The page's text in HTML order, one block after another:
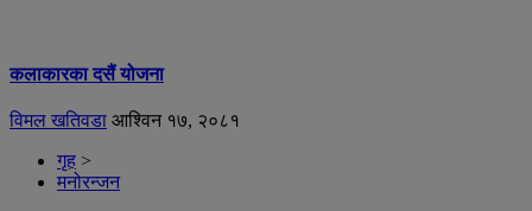
कलाकारका दसैं योजना
विमल खतिवडा आश्विन १७, २०८१
गृह >
मनोरन्जन